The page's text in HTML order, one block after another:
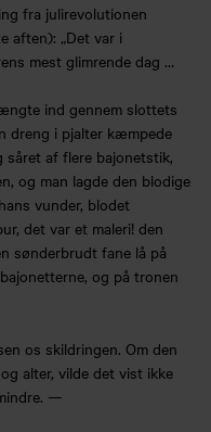
fra julirevolutionen
aften): „Det var i
mest glimrende dag …
ind gennem slottets
dreng i pjalter kæmpede
såret af flere bajonetstik,
og man lagde den blodige
vunder, blodet
det var et maleri! den
sønderbrudt fane lå på
og på tronen
os skildringen. Om den
alter, vilde det vist ikke
—